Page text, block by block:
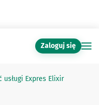
Zaloguj się
usługi Expres Elixir